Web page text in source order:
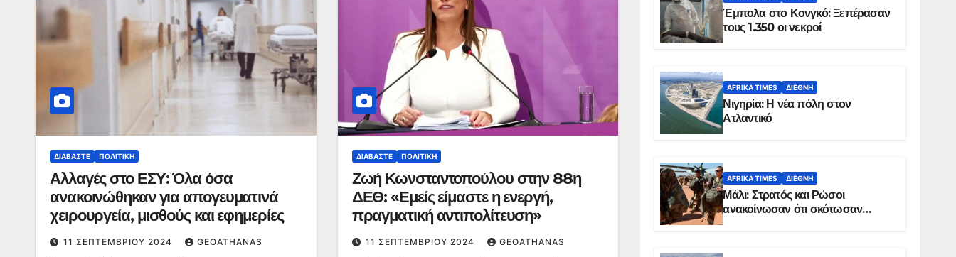
ΔΙΑΒΆΣΤΕ ΠΟΛΙΤΙΚΉ
Αλλαγές στο ΕΣΥ: Όλα όσα
ανακοινώθηκαν για απογευματινά
χειρουργεία, μισθούς και εφημερίες
11 ΣΕΠΤΕΜΒΡΊΟΥ 2024 GEOATHANAS
ΔΙΑΒΆΣΤΕ ΠΟΛΙΤΙΚΉ
Ζωή Κωνσταντοπούλου στην 88η
ΔΕΘ: «Εμείς είμαστε η ενεργή,
πραγματική αντιπολίτευση»
11 ΣΕΠΤΕΜΒΡΊΟΥ 2024 GEOATHANAS
Έμπολα στο Κονγκό: Ξεπέρασαν
τους 1.350 οι νεκροί
AFRIKA TIMES ΔΙΕΘΝΉ
Νιγηρία: Η νέα πόλη στον
Ατλαντικό
AFRIKA TIMES ΔΙΕΘΝΉ
Μάλι: Στρατός και Ρώσοι
ανακοίνωσαν ότι σκότωσαν